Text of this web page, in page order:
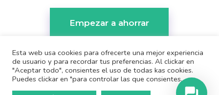
Empezar a ahorrar
Esta web usa cookies para ofrecerte una mejor experiencia
de usuario y para recordar tus preferencias. Al clickar en
"Aceptar todo", consientes el uso de todas kas cookies.
Puedes clickar en "para controlar las que consientes.